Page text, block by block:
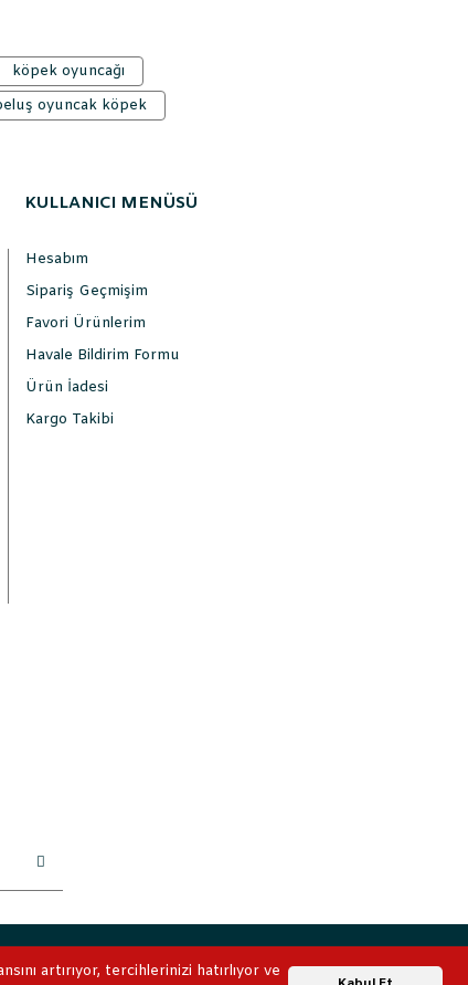
artırıyor, tercihlerinizi hatırlıyor ve
köpek oyuncağı
oyuncak köpek
KULLANICI MENÜSÜ
Hesabım
Sipariş Geçmişim
Favori Ürünlerim
Havale Bildirim Formu
Ürün İadesi
Kargo Takibi